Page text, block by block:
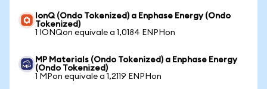
IonQ (Ondo Tokenized) a Enphase Energy (Ondo
Tokenized)
1 IONQon equivale a 1,0184 ENPHon
MP Materials (Ondo Tokenized) a Enphase Energy
(Ondo Tokenized)
1 MPon equivale a 1,2119 ENPHon